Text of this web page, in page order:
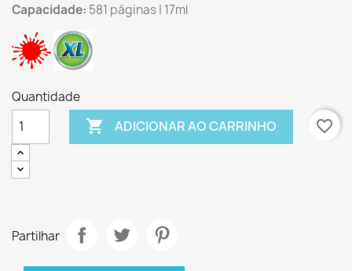
Capacidade: 581 páginas | 17ml
Quantidade
 ADICIONAR AO CARRINHO favorite_border
Partilhar